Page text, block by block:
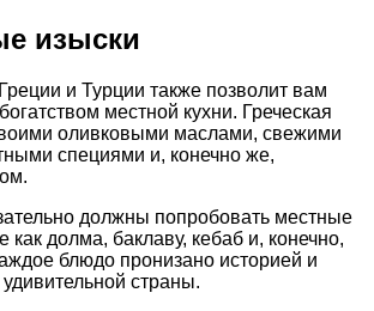
изыски
и Турции также позволит вам
местной кухни. Греческая
оливковыми маслами, свежими
специями и, конечно же,
должны попробовать местные
как долма, баклаву, кебаб и, конечно,
блюдо пронизано историей и
страны.